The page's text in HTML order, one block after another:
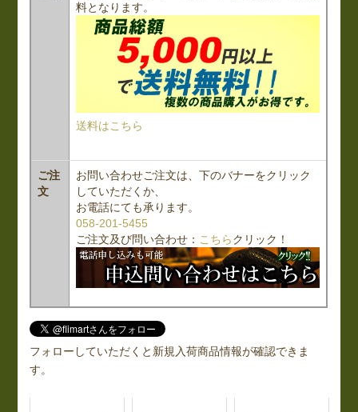
料となります。
送料はこちら
ご注
文
お問い合わせご注文は、下のバナーをクリック
していただくか、
お電話にても承ります。
058-201-5455
ご注文及び問い合わせ： こちらクリック！
フォローしていただくと新規入荷商品情報が確認できま
す。